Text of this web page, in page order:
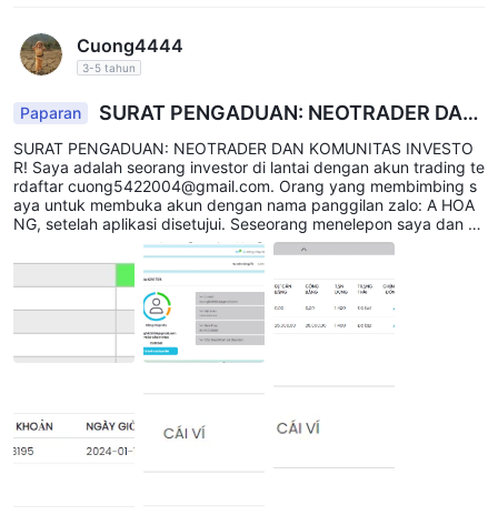
Cuong4444
3-5 tahun
Paparan
SURAT PENGADUAN: NEOTRADER DAN
KOMUNITAS INVESTOR!
SURAT PENGADUAN: NEOTRADER DAN KOMUNITAS INVESTO
R! Saya adalah seorang investor di lantai dengan akun trading te
rdaftar cuong5422004@gmail.com. Orang yang membimbing s
aya untuk membuka akun dengan nama panggilan zalo: A HOA
NG, setelah aplikasi disetujui. Seseorang menelepon saya dan m
emperkenalkan dirinya sebagai karyawan bursa yang ditugaska
n untuk memantau dan mendukung akun saya selama proses tra
nsaksi. Username telegramnya adalah: @Minhvy68, konsultan in
vestasi dalam membeli dan menjual emas dan saham. Orang ini
meminta saya untuk melakukan deposit dengan jumlah 1000 US
D dan menerima bonus 1000$ pada tanggal 24 Januari 2024 da
n saya melakukan transaksi dengan bursa sejak tanggal ini. Sela
(deposit dan bonus). Kemudian, saya bergabung dengan grup d
engan seseorang yang mengaku sebagai ahli di lantai yang men
gkhususkan diri dalam pendidikan dan konsultasi (Investasi lang